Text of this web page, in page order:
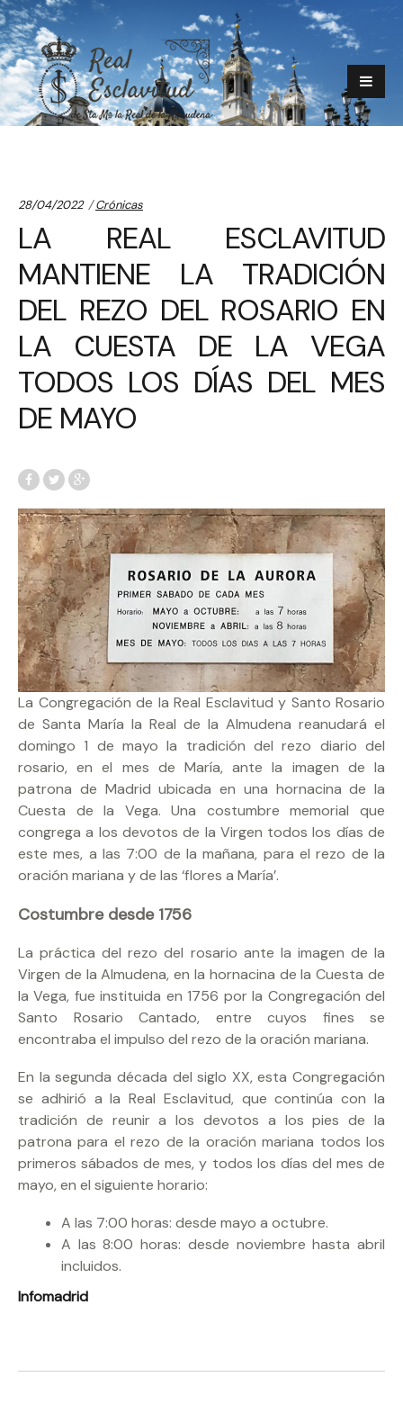
28/04/2022 Categories:
Crónicas
LA REAL ESCLAVITUD
MANTIENE LA TRADICIÓN
DEL REZO DEL ROSARIO EN
LA CUESTA DE LA VEGA
TODOS LOS DÍAS DEL MES
DE MAYO
La Congregación de la Real Esclavitud y Santo Rosario
de Santa María la Real de la Almudena reanudará el
domingo 1 de mayo la tradición del rezo diario del
rosario, en el mes de María, ante la imagen de la
patrona de Madrid ubicada en una hornacina de la
Cuesta de la Vega. Una costumbre memorial que
congrega a los devotos de la Virgen todos los días de
este mes, a las 7:00 de la mañana, para el rezo de la
oración mariana y de las ‘flores a María’.
Costumbre desde 1756
La práctica del rezo del rosario ante la imagen de la
Virgen de la Almudena, en la hornacina de la Cuesta de
la Vega, fue instituida en 1756 por la Congregación del
Santo Rosario Cantado, entre cuyos fines se
encontraba el impulso del rezo de la oración mariana.
En la segunda década del siglo XX, esta Congregación
se adhirió a la Real Esclavitud, que continúa con la
tradición de reunir a los devotos a los pies de la
patrona para el rezo de la oración mariana todos los
primeros sábados de mes, y todos los días del mes de
mayo, en el siguiente horario:
A las 7:00 horas: desde mayo a octubre.
A las 8:00 horas: desde noviembre hasta abril
incluidos.
Infomadrid